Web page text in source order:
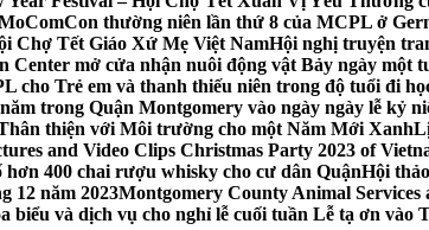
thường niên lần thứ 8 của MCPL ở
Chợ Tết Giáo Xứ Mẹ Việt NamHội nghị truyện
mở cửa nhận nuôi động vật Bảy ngày một
Trẻ em và thanh thiếu niên trong độ tuổi đi
trong Quận Montgomery vào ngày ngày lễ kỷ
thiện với Môi trường cho một Năm Mới Xanh
and Video Clips Christmas Party 2023 of
hơn 400 chai rượu whisky cho cư dân QuậnHội
12 năm 2023Montgomery County Animal
biểu và dịch vụ cho nghỉ lễ cuối tuần Lễ tạ ơn vào